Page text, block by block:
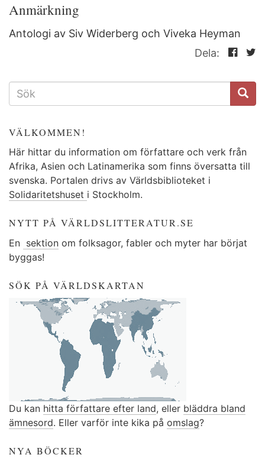
Anmärkning
Antologi av Siv Widerberg och Viveka Heyman
Dela:
SÖKFORMULÄR
VÄLKOMMEN!
Här hittar du information om författare och verk från
Afrika, Asien och Latinamerika som finns översatta till
svenska. Portalen drivs av Världsbiblioteket i
Solidaritetshuset i Stockholm.
NYTT PÅ VÄRLDSLITTERATUR.SE
En sektion om folksagor, fabler och myter har börjat
byggas!
SÖK PÅ VÄRLDSKARTAN
Du kan hitta författare efter land, eller bläddra bland
ämnesord. Eller varför inte kika på omslag?
NYA BÖCKER